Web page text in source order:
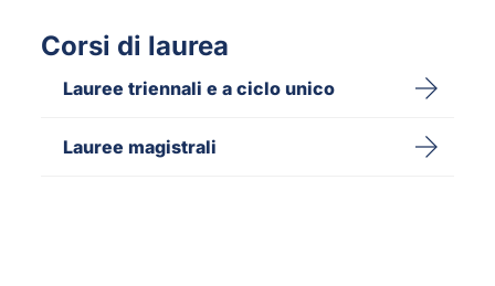
Corsi di laurea
Lauree triennali e a ciclo unico
Lauree magistrali